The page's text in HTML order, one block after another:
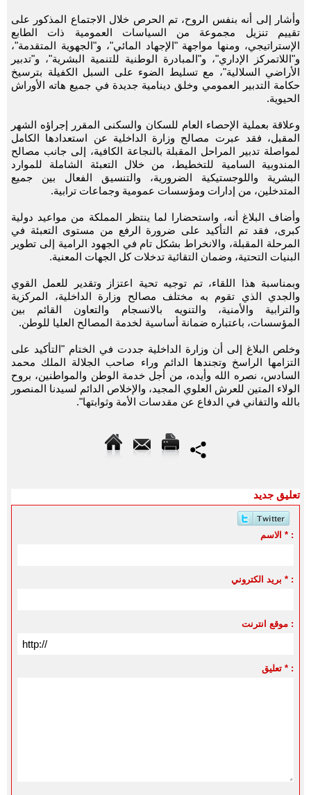
وأشار إلى أنه بنفس الروح، تم الحرص خلال الاجتماع المذكور على
تقييم تنزيل مجموعة من السياسات العمومية ذات الطابع
الإستراتيجي، ومنها مواجهة "الإجهاد المائي"، و"الجهوية المتقدمة"،
و"اللاتمركز الإداري"، و"المبادرة الوطنية للتنمية البشرية"، و"تدبير
الأراضي السلالية"، مع تسليط الضوء على السبل الكفيلة بترسيخ
حكامة التدبير العمومي وخلق دينامية جديدة في جميع هاته الأوراش
الحيوية.
وعلاقة بعملية الإحصاء العام للسكان والسكنى المقرر إجراؤه الشهر
المقبل، فقد عبرت مصالح وزارة الداخلية عن استعدادها الكامل
لمواصلة تدبير المراحل المقبلة بالنجاعة الكافية، إلى جانب مصالح
المندوبية السامية للتخطيط، من خلال التعبئة الشاملة للموارد
البشرية واللوجستيكية الضرورية، والتنسيق الفعال بين جميع
المتدخلين، من إدارات ومؤسسات عمومية وجماعات ترابية.
وأضاف البلاغ أنه، واستحضارا لما ينتظر المملكة من مواعيد دولية
كبرى، فقد تم التأكيد على ضرورة الرفع من مستوى التعبئة في
المرحلة المقبلة، والانخراط بشكل تام في الجهود الرامية إلى تطوير
البنيات التحتية، وضمان التقائية تدخلات كل الجهات المعنية.
وبمناسبة هذا اللقاء، تم توجيه تحية اعتزاز وتقدير للعمل القوي
والجدي الذي تقوم به مختلف مصالح وزارة الداخلية، المركزية
والترابية والأمنية، والتنويه بالانسجام والتعاون القائم بين
المؤسسات، باعتباره ضمانة أساسية لخدمة المصالح العليا للوطن.
وخلص البلاغ إلى أن وزارة الداخلية جددت في الختام "التأكيد على
التزامها الراسخ وتجندها الدائم وراء صاحب الجلالة الملك محمد
السادس، نصره الله وأيده، من أجل خدمة الوطن والمواطنين، بروح
الولاء المتين للعرش العلوي المجيد، والإخلاص الدائم لسيدنا المنصور
بالله والتفاني في الدفاع عن مقدسات الأمة وثوابتها".
تعليق جديد
الاسم * :
بريد الكتروني * :
موقع انترنت :
تعليق * :